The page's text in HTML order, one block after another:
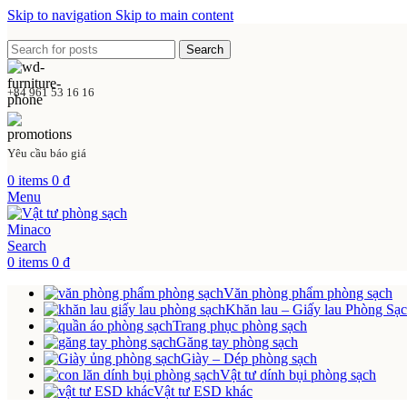
Skip to navigation Skip to main content
Search
+84 961 53 16 16
Yêu cầu báo giá
0 items 0 ₫
Menu
Search
0 items 0 ₫
Văn phòng phẩm phòng sạch
Khăn lau – Giấy lau Phòng
Trang phục phòng sạch
Găng tay phòng sạch
Giày – Dép phòng sạch
Vật tư dính bụi phòng sạch
Vật tư ESD khác